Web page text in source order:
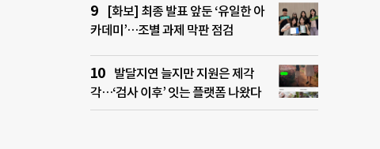
[화보] 최종 발표 앞둔 ‘유일한 아
카데미’…조별 과제 막판 점검
발달지연 늘지만 지원은 제각
각…‘검사 이후’ 잇는 플랫폼 나왔다